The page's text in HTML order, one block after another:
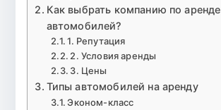
Как выбрать компанию по аренде
автомобилей?
1. Репутация
2. Условия аренды
3. Цены
Типы автомобилей на аренду
Эконом-класс